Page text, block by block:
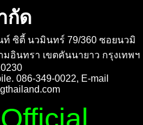
กัด
ท์ ซิตี้ นวมินทร์ 79/360 ซอยนวมิ
อินทรา เขตคันนายาว กรุงเทพฯ
086-349-0022, E-mail